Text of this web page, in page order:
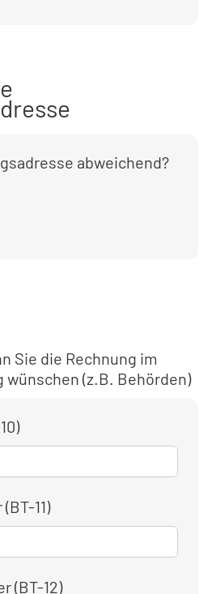
abweichend?
Sie die Rechnung im
wünschen (z.B. Behörden)
11)
(BT-12)